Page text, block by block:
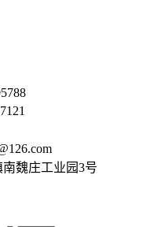
魏庄工业园3号